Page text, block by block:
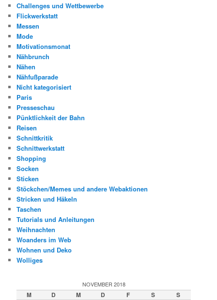
Challenges und Wettbewerbe
Flickwerkstatt
Messen
Mode
Motivationsmonat
Nähbrunch
Nähen
Nähfußparade
Nicht kategorisiert
Paris
Presseschau
Pünktlichkeit der Bahn
Reisen
Schnittkritik
Schnittwerkstatt
Shopping
Socken
Sticken
Stöckchen/Memes und andere Webaktionen
Stricken und Häkeln
Taschen
Tutorials und Anleitungen
Weihnachten
Woanders im Web
Wohnen und Deko
Wolliges
NOVEMBER 2018
M D M D F S
S